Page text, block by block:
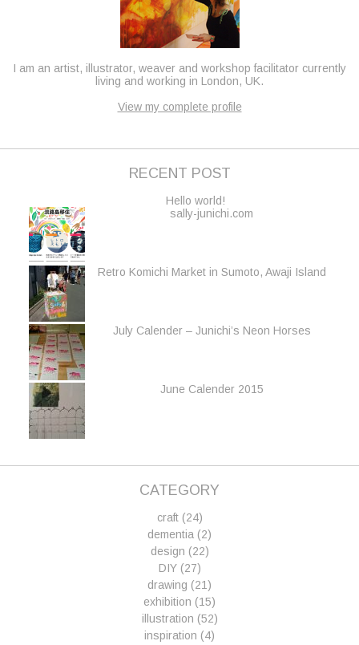
I am an artist, illustrator, weaver and workshop facilitator currently
living and working in London, UK.
View my complete profile
RECENT POST
Hello world!
sally-junichi.com
Retro Komichi Market in Sumoto, Awaji Island
July Calender – Junichi’s Neon Horses
June Calender 2015
CATEGORY
craft(24)
dementia (2)
design (22)
DIY(27)
drawing (21)
exhibition (15)
illustration (52)
inspiration (4)